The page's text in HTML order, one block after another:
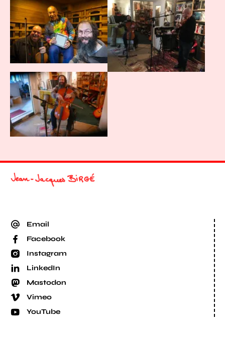
Agrandir Agrandir
Agrandir
Email
Facebook
Instagram
LinkedIn
Mastodon
Vimeo
YouTube